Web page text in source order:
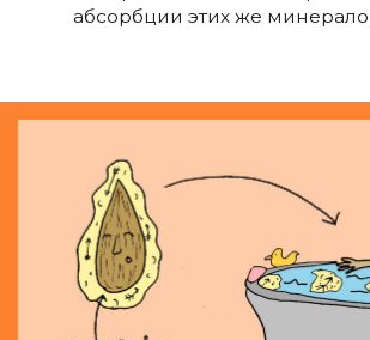
абсорбции этих же